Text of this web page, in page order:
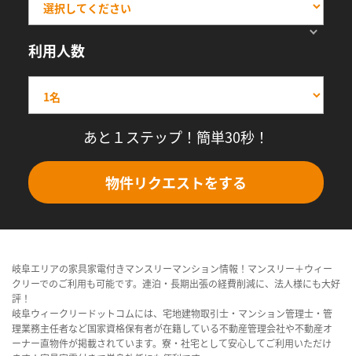
利用人数
あと１ステップ！簡単30秒！
物件リクエストをする
岐阜エリアの家具家電付きマンスリーマンション情報！マンスリー＋ウィー
クリーでのご利用も可能です。連泊・長期出張の経費削減に、法人様にも大好
評！
岐阜ウィークリードットコムには、宅地建物取引士・マンション管理士・管
理業務主任者など国家資格保有者が在籍している不動産管理会社や不動産オ
ーナー直物件が掲載されています。寮・社宅として安心してご利用いただけ